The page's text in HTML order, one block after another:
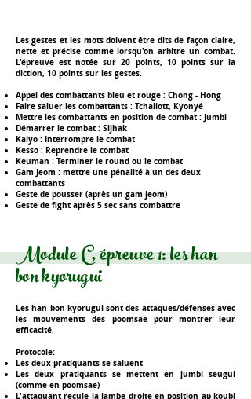
Les gestes et les mots doivent être dits de façon claire,
nette et précise comme lorsqu'on arbitre un combat.
L'épreuve est notéesur 20 points, 10 points sur la
diction, 10 points sur les gestes.
Appel des combattants bleu et rouge : Chong - Hong
Faire saluer les combattants : Tchaliott, Kyonyé
Mettre les combattants en position de combat : Jumbi
Démarrer le combat : Sijhak
Kalyo : Interrompre le combat
Kesso : Reprendre le combat
Keuman : Terminer le round ou le combat
Gam Jeom : mettre une pénalité à un des deux
combattants
Geste de pousser (après un gam jeom)
Geste de fight après 5 sec sans combattre
Module C, épreuve 1: les han
bon kyorugui
Les han bon kyorugui sont des attaques/défenses avec
lesmouvements des poomsae pour montrer leur
efficacité.
Protocole:
Les deux pratiquants se saluent
Les deux pratiquants se mettent en jumbi seugui
(comme en poomsae)
L'attaquant recule la jambe droite en position ap koubi